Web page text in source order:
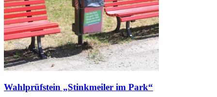
Wahlprüfstein „Stinkmeiler im Park“